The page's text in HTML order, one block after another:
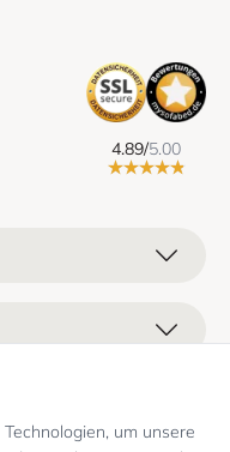
um unsere
4.89/5.00